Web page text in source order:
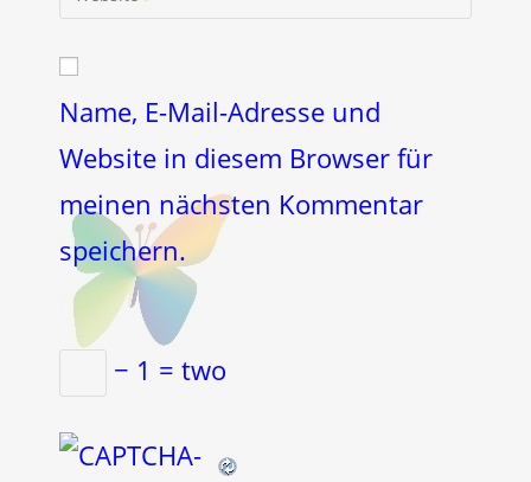
Kommentieren
zum
ein
URL
ein
(optional)
Name, E-Mail-Adresse und
Website in diesem Browser für
meinen nächsten Kommentar
speichern.
− 1 = two